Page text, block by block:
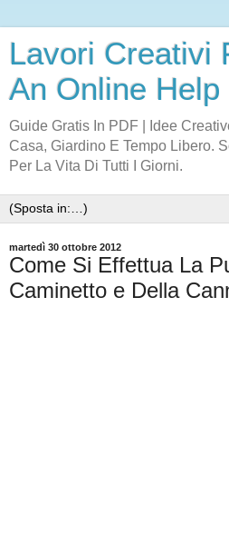
Lavori Creativi
An Online Help
Guide Gratis In PDF | Idee
Casa, Giardino E Tempo Libero.
Per La Vita Di Tutti I Giorni.
martedì 30 ottobre 2012
Come Si Effettua La
Caminetto e Della